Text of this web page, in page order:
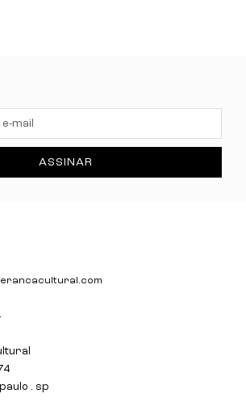
ASSINAR
. sp